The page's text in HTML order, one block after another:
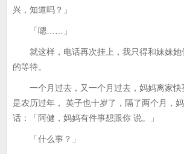
兴，知道吗？」
「嗯……」
就这样，电话再次挂上，我只得和妹妹她
的等待。
一个月过去，又一个月过去，妈妈离家快
是农历过年， 英子也十岁了，隔了两个月，
话：「阿健，妈妈有件事想跟你 说。」
「什么事？」